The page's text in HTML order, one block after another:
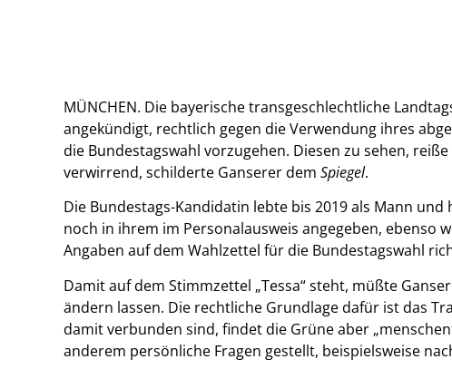
MÜNCHEN. Die bayerische transgeschlechtliche
angekündigt, rechtlich gegen die Verwendung ihres
die Bundestagswahl vorzugehen. Diesen zu sehen,
verwirrend, schilderte Ganserer dem Spiegel.
Die Bundestags-Kandidatin lebte bis 2019 als Mann
noch in ihrem im Personalausweis angegeben, ebenso
Angaben auf dem Wahlzettel für die Bundestagswahl
Damit auf dem Stimmzettel „Tessa“ steht, müßte
ändern lassen. Die rechtliche Grundlage dafür ist das
damit verbunden sind, findet die Grüne aber
anderem persönliche Fragen gestellt, beispielsweise